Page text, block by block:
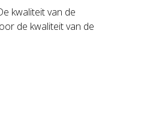
kwaliteit van de
de kwaliteit van de